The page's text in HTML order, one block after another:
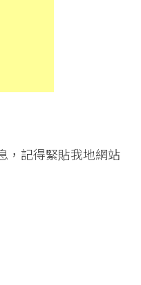
，記得緊貼我地網站